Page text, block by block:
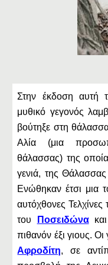
Στην έκδοση αυτή
μυθικό γεγονός
βούτηξε στη
Αλία (μια
θάλασσας) της
γενιά, της
Ενώθηκαν έτσι μια
αυτόχθονες
του
Ποσειδώνακαι
πιθανόν έξι γιους.
Αφροδίτη, σε